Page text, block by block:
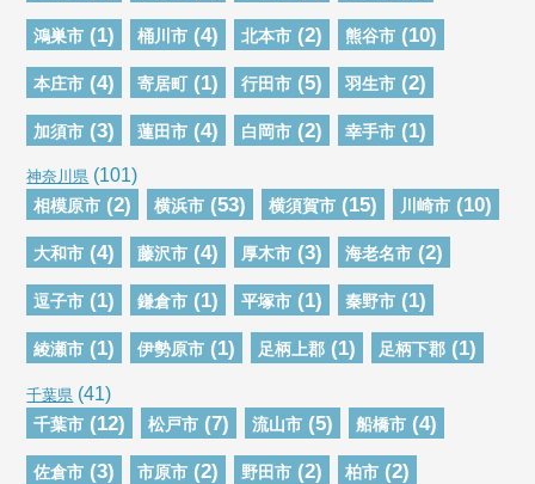
鴻巣市 (1) 桶川市 (4) 北本市 (2) 熊谷市 (10)
本庄市 (4) 寄居町 (1) 行田市 (5) 羽生市 (2)
加須市 (3) 蓮田市 (4) 白岡市 (2) 幸手市 (1)
神奈川県 (101)
相模原市 (2) 横浜市 (53) 横須賀市 (15) 川崎市 (10)
大和市 (4) 藤沢市 (4) 厚木市 (3) 海老名市 (2)
逗子市 (1) 鎌倉市 (1) 平塚市 (1) 秦野市 (1)
綾瀬市 (1) 伊勢原市 (1) 足柄上郡 (1) 足柄下郡 (1)
千葉県 (41)
千葉市 (12) 松戸市 (7) 流山市 (5) 船橋市 (4)
佐倉市 (3) 市原市 (2) 野田市 (2) 柏市 (2)